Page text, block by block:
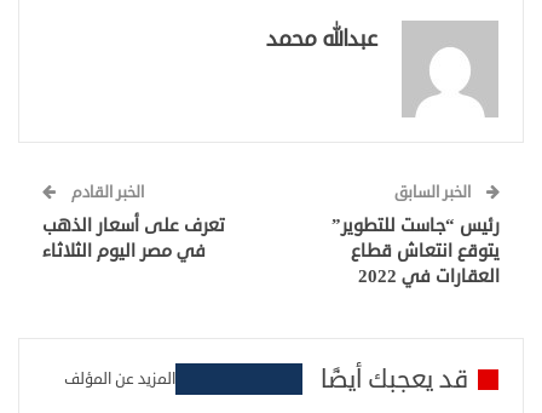
عبدالله محمد
الخبر السابق
رئيس “جاست للتطوير”
يتوقع انتعاش قطاع
العقارات في 2022
الخبر القادم
تعرف على أسعار الذهب
في مصر اليوم الثلاثاء
قد يعجبك أيضًا المزيد عن المؤلف